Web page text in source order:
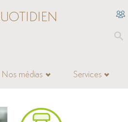
Nos médias Services